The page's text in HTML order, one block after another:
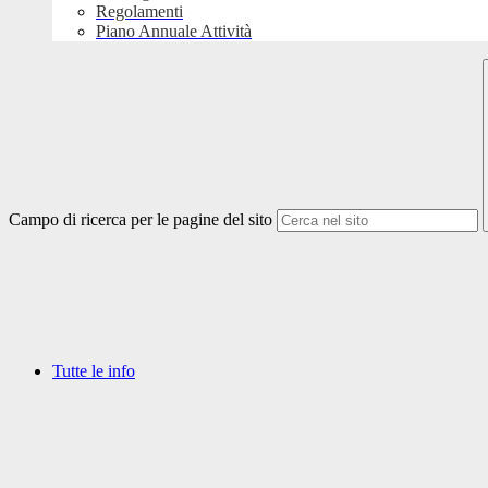
Regolamenti
Piano Annuale Attività
Campo di ricerca per le pagine del sito
Tutte le info